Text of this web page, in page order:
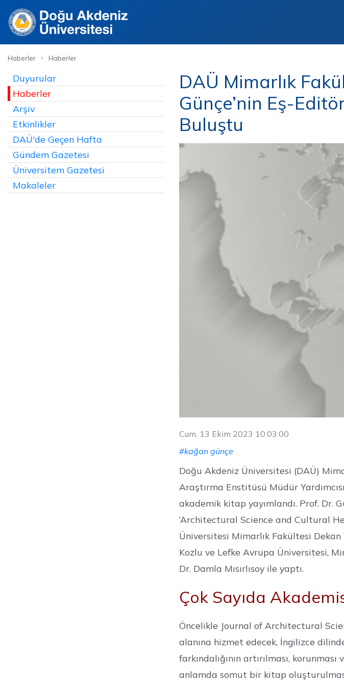
Haberler › Haberler
Duyurular
Haberler
Arşiv
Etkinlikler
DAÜ'de Geçen Hafta
Gündem Gazetesi
Üniversitem Gazetesi
Makaleler
DAÜ Mimarlık
Günçe’nin Eş-
Buluştu
Cum, 13 Ekim 2023 10:03:00
#kağan günçe
Doğu Akdeniz Üniversitesi (DAÜ)
Araştırma Enstitüsü Müdür
akademik kitap yayımlandı. Prof. Dr.
‘Architectural Science and Cultural
Üniversitesi Mimarlık Fakültesi Dekan
Kozlu ve Lefke Avrupa Üniversitesi,
Dr. Damla Mısırlısoy ile yaptı.
Çok Sayıda
Öncelikle Journal of Architectural
alanına hizmet edecek, İngilizce
farkındalığının artırılması,
anlamda somut bir kitap